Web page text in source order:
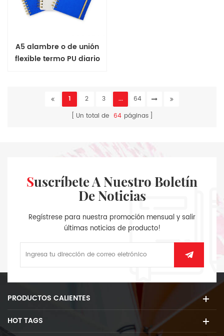
A5 alambre o de unión
flexible termo PU diario
1 2 3 ...
64
Un total de 64 páginas
Suscríbete A Nuestro Boletín
De Noticias
Regístrese para nuestra promoción mensual y salir
últimas noticias de producto!
PRODUCTOS CALIENTES
HOT TAGS